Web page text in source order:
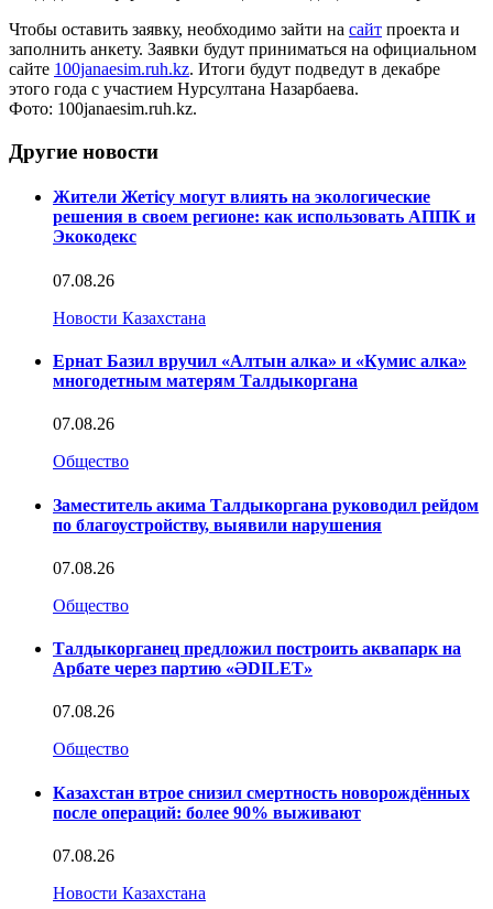
Чтобы оставить заявку, необходимо зайти на сайт проекта и
заполнить анкету. Заявки будут приниматься на официальном
сайте 100janaesim.ruh.kz. Итоги будут подведут в декабре
этого года с участием Нурсултана Назарбаева.
Фото: 100janaesim.ruh.kz.
Другие новости
Жители Жетісу могут влиять на экологические
решения в своем регионе: как использовать АППК и
Экокодекс
07.08.26
Новости Казахстана
Ернат Базил вручил «Алтын алка» и «Кумис алка»
многодетным матерям Талдыкоргана
07.08.26
Общество
Заместитель акима Талдыкоргана руководил рейдом
по благоустройству, выявили нарушения
07.08.26
Общество
Талдыкорганец предложил построить аквапарк на
Арбате через партию «ӘDILET»
07.08.26
Общество
Казахстан втрое снизил смертность новорождённых
после операций: более 90% выживают
07.08.26
Новости Казахстана